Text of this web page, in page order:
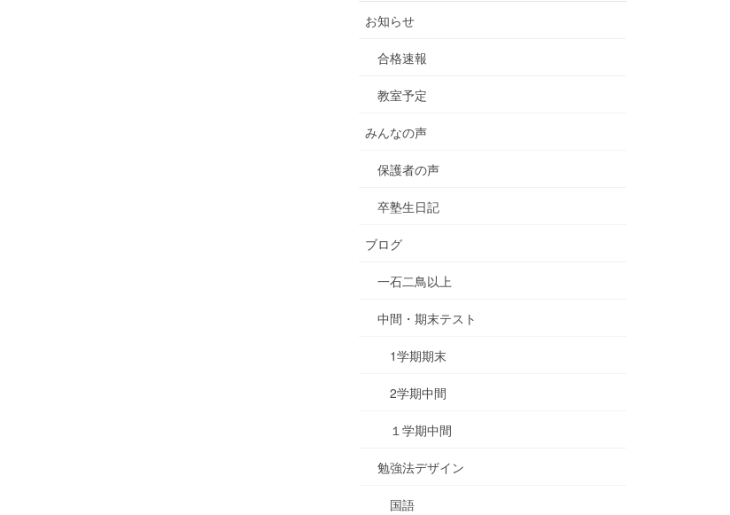
お知らせ
合格速報
教室予定
みんなの声
保護者の声
卒塾生日記
ブログ
一石二鳥以上
中間・期末テスト
1学期期末
2学期中間
１学期中間
勉強法デザイン
国語